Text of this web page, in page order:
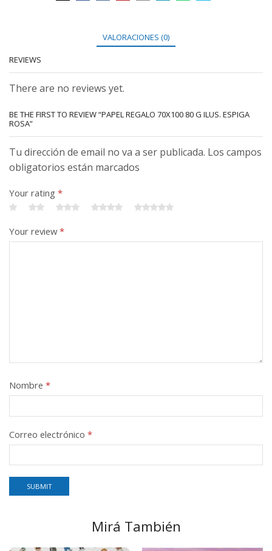
VALORACIONES (0)
REVIEWS
There are no reviews yet.
BE THE FIRST TO REVIEW “PAPEL REGALO 70X100 80 G ILUS. ESPIGA
ROSA”
Tu dirección de email no va a ser publicada. Los campos
obligatorios están marcados
Your rating *
Your review*
Nombre *
Correo electrónico *
Mirá También